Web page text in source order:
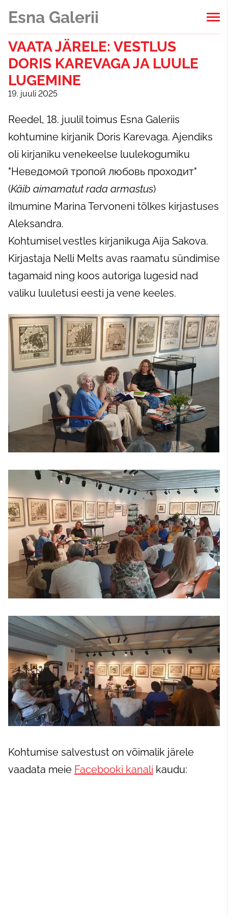
Esna Galerii
VAATA JÄRELE: VESTLUS
DORIS KAREVAGA JA LUULE
LUGEMINE
19. juuli 2025
Reedel, 18. juulil toimus Esna Galeriis
kohtumine kirjanik Doris Karevaga. Ajendiks
oli kirjaniku venekeelse luulekogumiku
"Неведомой тропой любовь проходит"
(Käib aimamatut rada armastus)
ilmumine Marina Tervoneni tõlkes kirjastuses
Aleksandra.
Kohtumisel vestles kirjanikuga Aija Sakova.
Kirjastaja Nelli Melts avas raamatu sündimise
tagamaid ning koos autoriga lugesid nad
valiku luuletusi eesti ja vene keeles.
Kohtumise salvestust on võimalik järele
vaadata meie Facebooki kanali kaudu: